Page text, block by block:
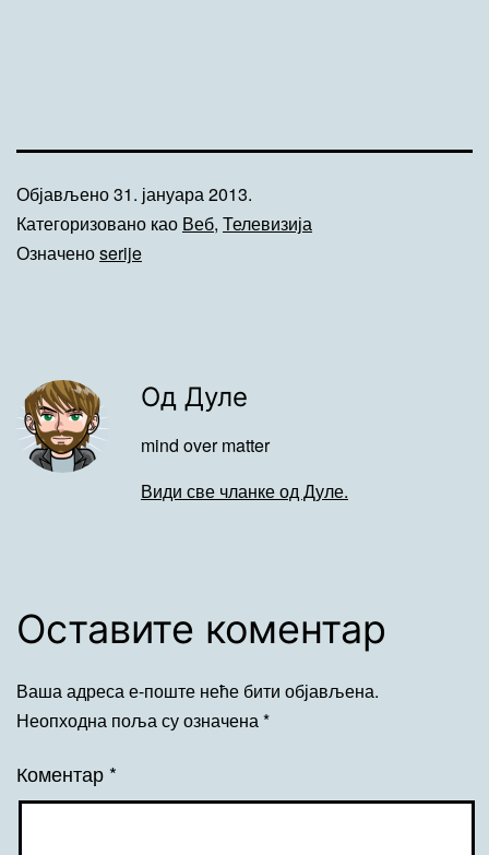
Објављено31. јануара 2013.
Категоризовано као Веб, Телевизија
Означеноserije
Од Дуле
mind over matter
Види све чланке од Дуле.
Оставите коментар
Ваша адреса е-поште неће бити објављена.
Неопходна поља су означена*
Коментар *